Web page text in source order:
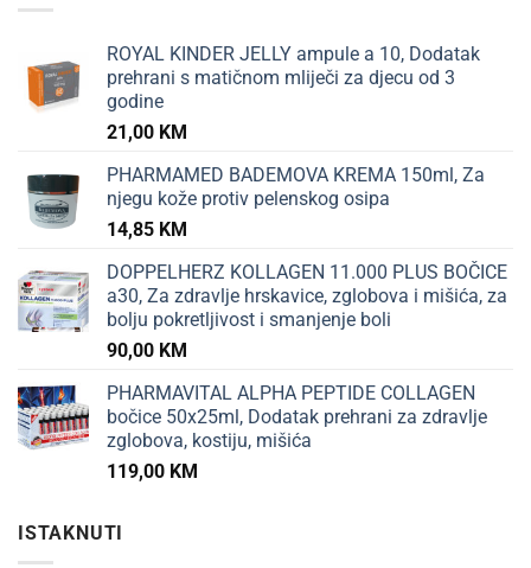
ROYAL KINDER JELLY ampule a 10, Dodatak
prehrani s matičnom mliječi za djecu od 3
godine
21,00 KM
PHARMAMED BADEMOVA KREMA 150ml, Za
njegu kože protiv pelenskog osipa
14,85 KM
DOPPELHERZ KOLLAGEN 11.000 PLUS BOČICE
a30, Za zdravlje hrskavice, zglobova i mišića, za
bolju pokretljivost i smanjenje boli
90,00 KM
PHARMAVITAL ALPHA PEPTIDE COLLAGEN
bočice 50x25ml, Dodatak prehrani za zdravlje
zglobova, kostiju, mišića
119,00 KM
ISTAKNUTI